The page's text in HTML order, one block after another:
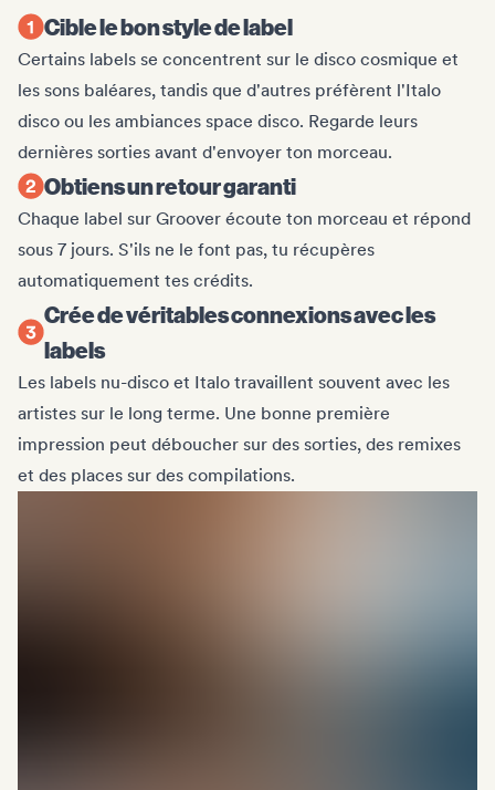
Cible le bon style de label
Certains labels se concentrent sur le disco cosmique et
les sons baléares, tandis que d'autres préfèrent l'Italo
disco ou les ambiances space disco. Regarde leurs
dernières sorties avant d'envoyer ton morceau.
Obtiens un retour garanti
Chaque label sur Groover écoute ton morceau et répond
sous 7 jours. S'ils ne le font pas, tu récupères
automatiquement tes crédits.
Crée de véritables connexions avec les
labels
Les labels nu-disco et Italo travaillent souvent avec les
artistes sur le long terme. Une bonne première
impression peut déboucher sur des sorties, des remixes
et des places sur des compilations.